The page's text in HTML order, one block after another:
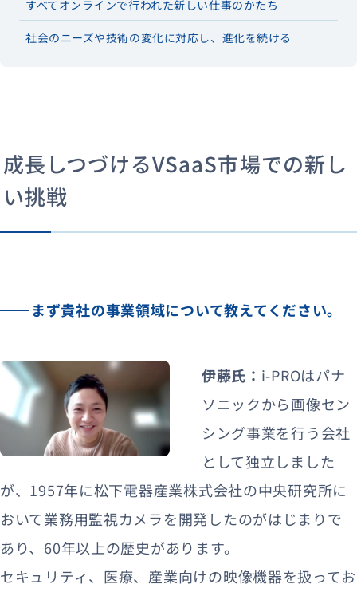
すべてオンラインで行われた新しい仕事のかたち
社会のニーズや技術の変化に対応し、進化を続ける
成長しつづけるVSaaS市場での新し
い挑戦
まず貴社の事業領域について教えてください。
伊藤氏： i-PROはパナ
ソニックから画像セン
シング事業を行う会社
として独立しました
が、1957年に松下電器産業株式会社の中央研究所に
おいて業務用監視カメラを開発したのがはじまりで
あり、60年以上の歴史があります。
セキュリティ、医療、産業向けの映像機器を扱ってお